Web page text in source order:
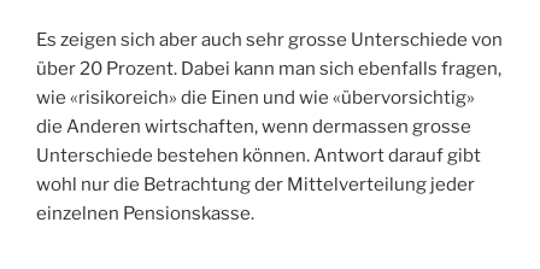
Es zeigen sich aber auch sehr grosse Unterschiede von
über 20 Prozent. Dabei kann man sich ebenfalls fragen,
wie «risikoreich» die Einen und wie «übervorsichtig»
die Anderen wirtschaften, wenn dermassen grosse
Unterschiede bestehen können. Antwort darauf gibt
wohl nur die Betrachtung der Mittelverteilung jeder
einzelnen Pensionskasse.